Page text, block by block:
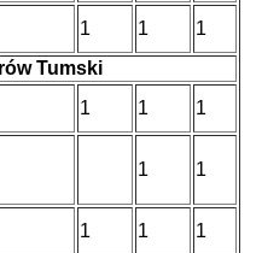
1 1
1
Tumski
1 1 1
1 1
1 1
1